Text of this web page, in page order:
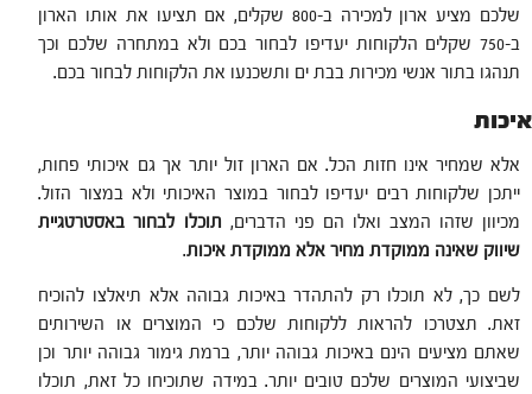
שלכם מציע ארון למכירה ב-800 שקלים, אם תציעו את אותו הארון
ב-750 שקלים הלקוחות יעדיפו לבחור בכם ולא במתחרה שלכם וכך
תנהגו בתור אנשי מכירות בבת ים ותשכנעו את הלקוחות לבחור בכם.
איכות
אלא שמחיר אינו חזות הכל. אם הארון זול יותר אך גם איכותי פחות,
ייתכן שלקוחות רבים יעדיפו לבחור במוצר האיכותי ולא במצור הזול.
מכיוון שזהו המצב ואלו הם פני הדברים, תוכלו לבחור באסטרטגיית
שיווק שאינה ממוקדת מחיר אלא ממוקדת איכות.
לשם כך, לא תוכלו רק להתהדר באיכות גבוהה אלא תיאלצו להוכיח
זאת. תצטרכו להראות ללקוחות שלכם כי המוצרים או השירותים
שאתם מציעים הינם באיכות גבוהה יותר, ברמת גימור גבוהה יותר וכן
שביצועי המוצרים שלכם טובים יותר. במידה שתוכיחו כל זאת, תוכלו